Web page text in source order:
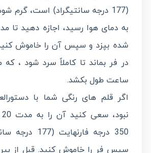
(177 درجه سانتیگراد) است، گرم
به دمای هوا رسید، اجازه دهید
شده بپزد و سپس آن را خاموش
در فر بماند تا کاملاً سرد شود ،
ساعت طول بکشد.
اگر قلم های رنگی شما با
350 درجه
سپس فر را خاموش کنید. قبل از